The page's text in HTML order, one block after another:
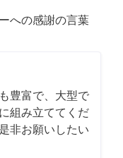
への感謝の言葉
豊富で、大型で
組み立ててくだ
非お願いしたい